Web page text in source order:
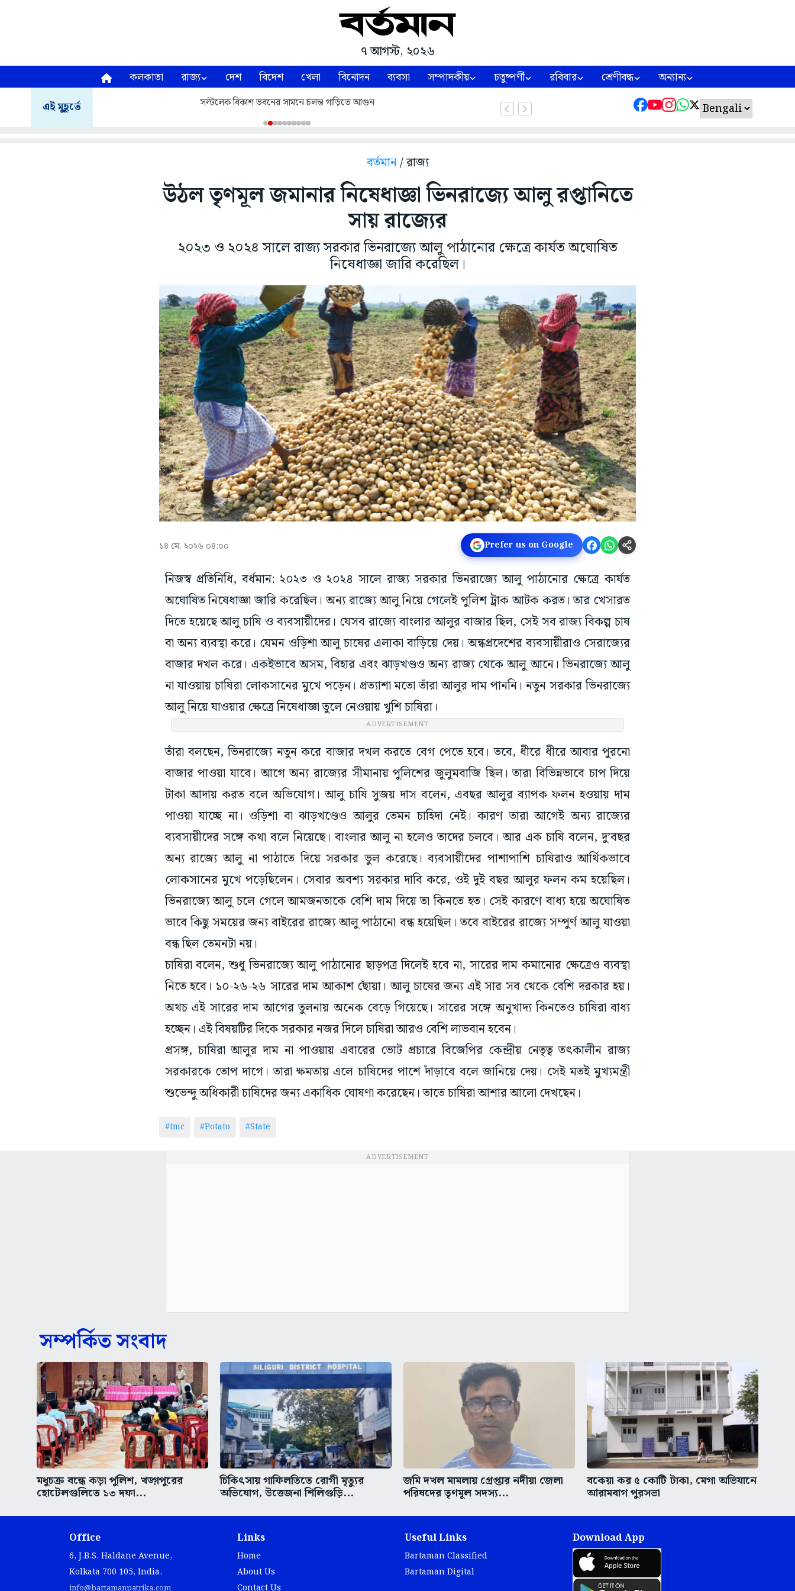
৭ আগস্ট, ২০২৬
কলকাতা রাজ্য দেশ বিদেশ খেলা বিনোদন ব্যবসা সম্পাদকীয় চতুষ্পর্ণী রবিবার শ্রেণীবদ্ধ অন্যান্য
এই মুহূর্তে সল্টলেক বিকাশ ভবনের সামনে চলন্ত গাড়িতে আগুন
বর্তমান/ রাজ্য
উঠল তৃণমূল জমানার নিষেধাজ্ঞা ভিনরাজ্যে আলু রপ্তানিতে
সায় রাজ্যের
২০২৩ ও ২০২৪ সালে রাজ্য সরকার ভিনরাজ্যে আলু পাঠানোর ক্ষেত্রে কার্যত অঘোষিত
নিষেধাজ্ঞা জারি করেছিল।
১৪ মে, ২০২৬ ০৪:০০ Prefer us on Google
নিজস্ব প্রতিনিধি, বর্ধমান: ২০২৩ ও ২০২৪ সালে রাজ্য সরকার ভিনরাজ্যে আলু পাঠানোর ক্ষেত্রে কার্যত
অঘোষিত নিষেধাজ্ঞা জারি করেছিল। অন্য রাজ্যে আলু নিয়ে গেলেই পুলিশ ট্রাক আটক করত। তার খেসারত
দিতে হয়েছে আলু চাষি ও ব্যবসায়ীদের। যেসব রাজ্যে বাংলার আলুর বাজার ছিল, সেই সব রাজ্য বিকল্প চাষ
বা অন্য ব্যবস্থা করে। যেমন ওড়িশা আলু চাষের এলাকা বাড়িয়ে দেয়। অন্ধপ্রদেশের ব্যবসায়ীরাও সেরাজ্যের
বাজার দখল করে। একইভাবে অসম, বিহার এবং ঝাড়খণ্ডও অন্য রাজ্য থেকে আলু আনে। ভিনরাজ্যে আলু
না যাওয়ায় চাষিরা লোকসানের মুখে পড়েন। প্রত্যাশা মতো তাঁরা আলুর দাম পাননি। নতুন সরকার ভিনরাজ্যে
আলু নিয়ে যাওয়ার ক্ষেত্রে নিষেধাজ্ঞা তুলে নেওয়ায় খুশি চাষিরা।
ADVERTISEMENT
তাঁরা বলছেন, ভিনরাজ্যে নতুন করে বাজার দখল করতে বেগ পেতে হবে। তবে, ধীরে ধীরে আবার পুরনো
বাজার পাওয়া যাবে। আগে অন্য রাজ্যের সীমানায় পুলিশের জুলুমবাজি ছিল। তারা বিভিন্নভাবে চাপ দিয়ে
টাকা আদায় করত বলে অভিযোগ। আলু চাষি সুজয় দাস বলেন, এবছর আলুর ব্যাপক ফলন হওয়ায় দাম
পাওয়া যাচ্ছে না। ওড়িশা বা ঝাড়খণ্ডেও আলুর তেমন চাহিদা নেই। কারণ তারা আগেই অন্য রাজ্যের
ব্যবসায়ীদের সঙ্গে কথা বলে নিয়েছে। বাংলার আলু না হলেও তাদের চলবে। আর এক চাষি বলেন, দু’বছর
অন্য রাজ্যে আলু না পাঠাতে দিয়ে সরকার ভুল করেছে। ব্যবসায়ীদের পাশাপাশি চাষিরাও আর্থিকভাবে
লোকসানের মুখে পড়েছিলেন। সেবার অবশ্য সরকার দাবি করে, ওই দুই বছর আলুর ফলন কম হয়েছিল।
ভিনরাজ্যে আলু চলে গেলে আমজনতাকে বেশি দাম দিয়ে তা কিনতে হত। সেই কারণে বাধ্য হয়ে অঘোষিত
ভাবে কিছু সময়ের জন্য বাইরের রাজ্যে আলু পাঠানো বন্ধ হয়েছিল। তবে বাইরের রাজ্যে সম্পুর্ণ আলু যাওয়া
বন্ধ ছিল তেমনটা নয়।
চাষিরা বলেন, শুধু ভিনরাজ্যে আলু পাঠানোর ছাড়পত্র দিলেই হবে না, সারের দাম কমানোর ক্ষেত্রেও ব্যবস্থা
নিতে হবে। ১০-২৬-২৬ সারের দাম আকাশ ছোঁয়া। আলু চাষের জন্য এই সার সব থেকে বেশি দরকার হয়।
অথচ এই সারের দাম আগের তুলনায় অনেক বেড়ে গিয়েছে। সারের সঙ্গে অনুখাদ্য কিনতেও চাষিরা বাধ্য
হচ্ছেন। এই বিষয়টির দিকে সরকার নজর দিলে চাষিরা আরও বেশি লাভবান হবেন।
প্রসঙ্গ, চাষিরা আলুর দাম না পাওয়ায় এবারের ভোট প্রচারে বিজেপির কেন্দ্রীয় নেতৃত্ব তৎকালীন রাজ্য
সরকারকে তোপ দাগে। তারা ক্ষমতায় এলে চাষিদের পাশে দাঁড়াবে বলে জানিয়ে দেয়। সেই মতই মুখ্যমন্ত্রী
শুভেন্দু অধিকারী চাষিদের জন্য একাধিক ঘোষণা করেছেন। তাতে চাষিরা আশার আলো দেখছেন।
#tmc #Potato #State
ADVERTISEMENT
সম্পর্কিত সংবাদ
মধুচক্র বন্ধে কড়া পুলিশ, খড়্গপুরের
হোটেলগুলিতে ১৩ দফা...
চিকিৎসায় গাফিলতিতে রোগী মৃত্যুর
অভিযোগ, উত্তেজনা শিলিগুড়ি...
জমি দখল মামলায় গ্রেপ্তার নদীয়া জেলা
পরিষদের তৃণমূল সদস্য...
বকেয়া কর ৫ কোটি টাকা, মেগা অভিযানে
আরামবাগ পুরসভা
Office
6, J.B.S. Haldane Avenue,
Kolkata 700 105, India.
info@bartamanpatrika.com
Links
Home
About Us
Contact Us
Useful Links
Bartaman Classified
Bartaman Digital
Download App